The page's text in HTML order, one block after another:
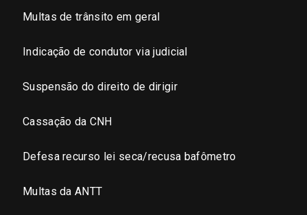
Multas de trânsito em geral
Indicação de condutor via judicial
Suspensão do direito de dirigir
Cassação da CNH
Defesa recurso lei seca/recusa bafômetro
Multas da ANTT